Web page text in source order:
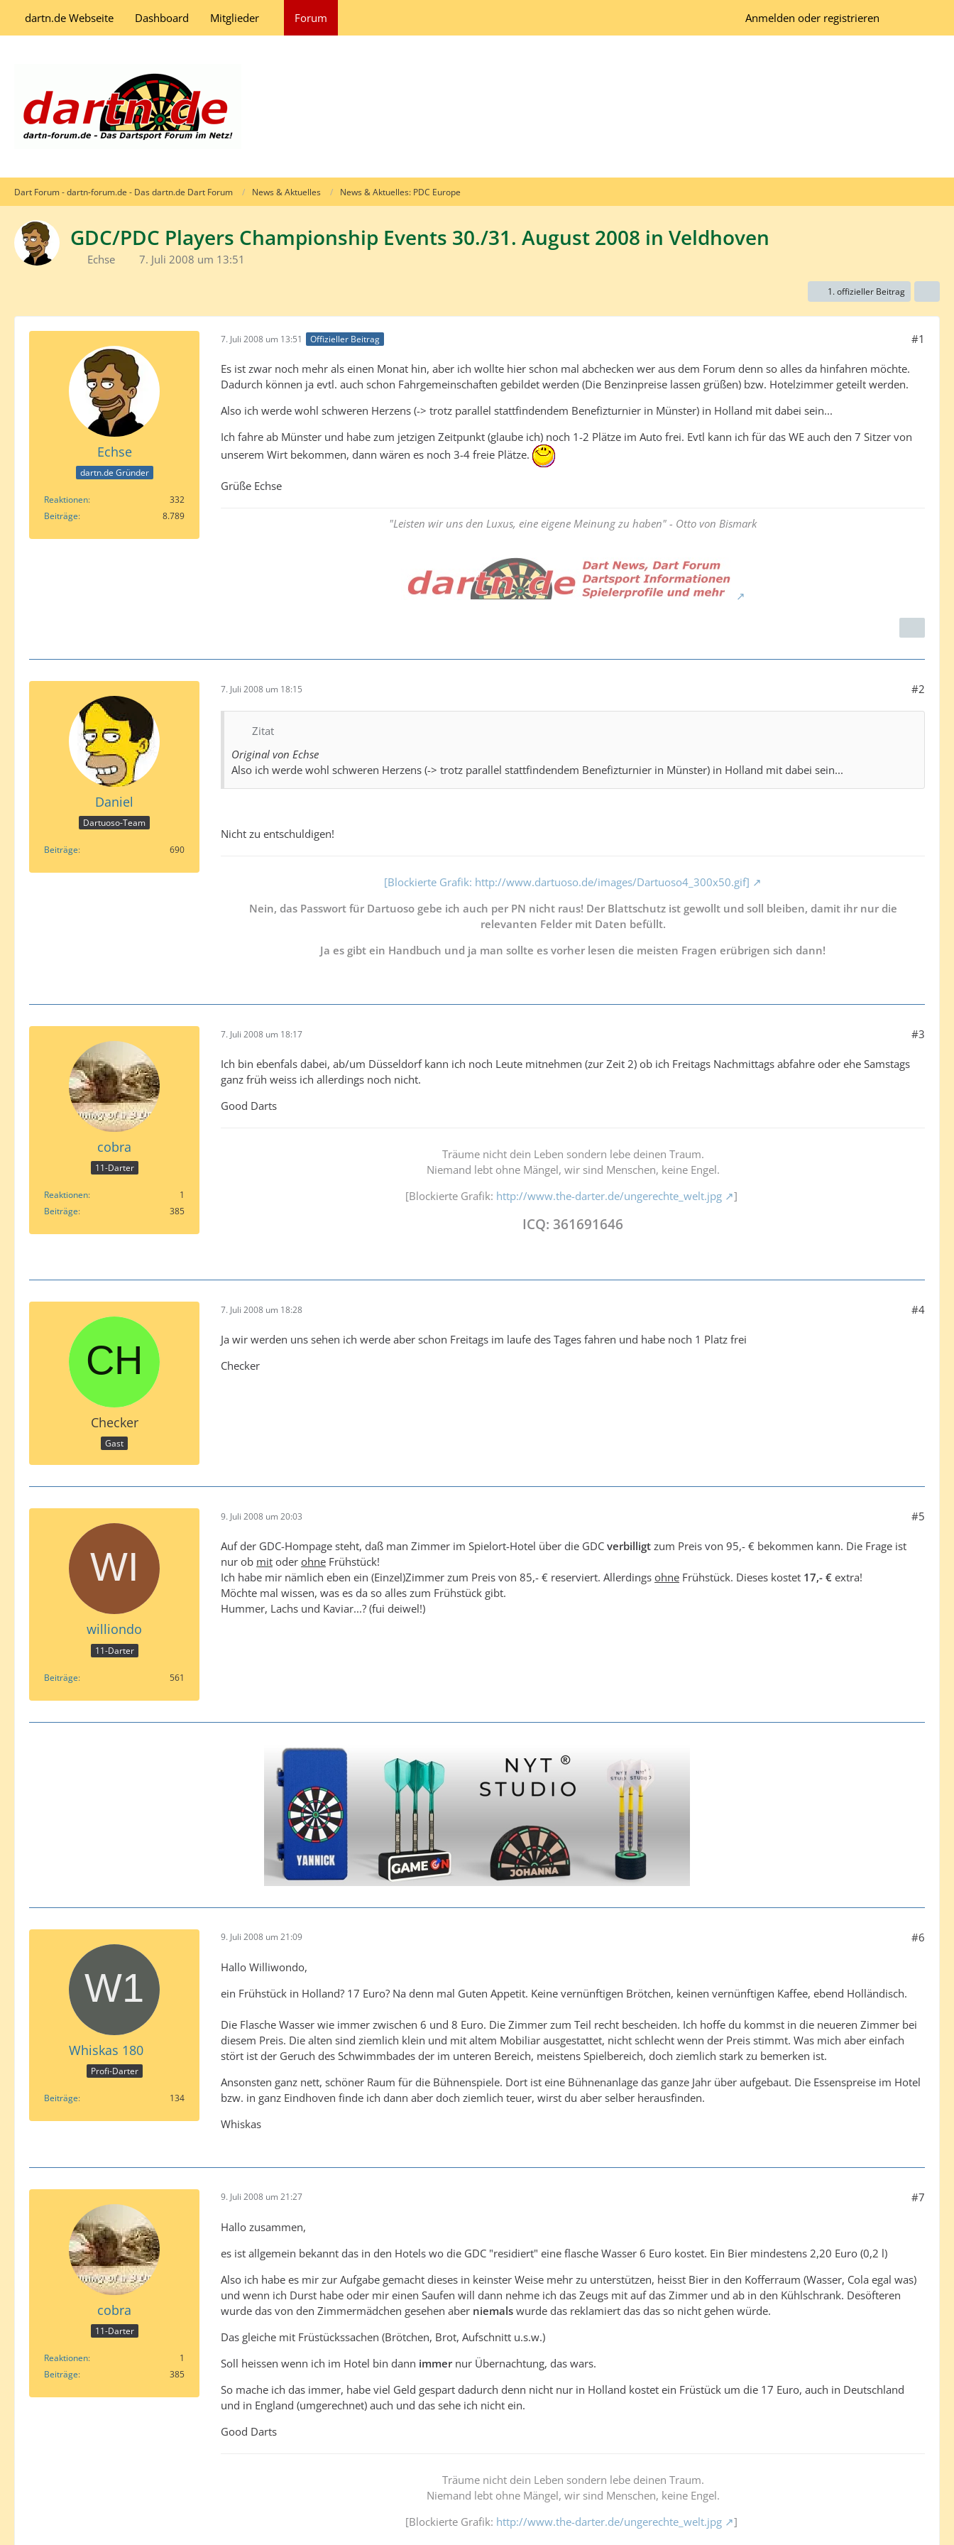
dartn.de Webseite Dashboard Mitglieder Forum Anmelden oder registrieren
Dart Forum - dartn-forum.de - Das dartn.de Dart Forum News & Aktuelles News & Aktuelles: PDC Europe
GDC/PDC Players Championship Events 30./31. August 2008 in Veldhoven
Echse 7. Juli 2008 um 13:51
1. offizieller Beitrag
Echse
dartn.de Gründer
Reaktionen
332
Beiträge
8.789
7. Juli 2008 um 13:51 Offizieller Beitrag #1
Es ist zwar noch mehr als einen Monat hin, aber ich wollte hier schon mal abchecken wer aus dem Forum denn so alles da hinfahren möchte.
Dadurch können ja evtl. auch schon Fahrgemeinschaften gebildet werden (Die Benzinpreise lassen grüßen) bzw. Hotelzimmer geteilt werden.
Also ich werde wohl schweren Herzens (-> trotz parallel stattfindendem Benefizturnier in Münster) in Holland mit dabei sein...
Ich fahre ab Münster und habe zum jetzigen Zeitpunkt (glaube ich) noch 1-2 Plätze im Auto frei. Evtl kann ich für das WE auch den 7 Sitzer von
unserem Wirt bekommen, dann wären es noch 3-4 freie Plätze.
Grüße Echse
"Leisten wir uns den Luxus, eine eigene Meinung zu haben" - Otto von Bismark
Daniel
Dartuoso-Team
Beiträge 690
7. Juli 2008 um 18:15 #2
Zitat
Original von Echse
Also ich werde wohl schweren Herzens (-> trotz parallel stattfindendem Benefizturnier in Münster) in Holland mit dabei sein...
Nicht zu entschuldigen!
[Blockierte Grafik: http://www.dartuoso.de/images/Dartuoso4_300x50.gif]
Nein, das Passwort für Dartuoso gebe ich auch per PN nicht raus! Der Blattschutz ist gewollt und soll bleiben, damit ihr nur die
relevanten Felder mit Daten befüllt.
Ja es gibt ein Handbuch und ja man sollte es vorher lesen die meisten Fragen erübrigen sich dann!
cobra
11-Darter
Reaktionen
1
Beiträge
385
7. Juli 2008 um 18:17 #3
Ich bin ebenfals dabei, ab/um Düsseldorf kann ich noch Leute mitnehmen (zur Zeit 2) ob ich Freitags Nachmittags abfahre oder ehe Samstags
ganz früh weiss ich allerdings noch nicht.
Good Darts
Träume nicht dein Leben sondern lebe deinen Traum.
Niemand lebt ohne Mängel, wir sind Menschen, keine Engel.
[Blockierte Grafik: http://www.the-darter.de/ungerechte_welt.jpg ]
ICQ: 361691646
Checker
Gast
7. Juli 2008 um 18:28 #4
Ja wir werden uns sehen ich werde aber schon Freitags im laufe des Tages fahren und habe noch 1 Platz frei
Checker
williondo
11-Darter
Beiträge 561
9. Juli 2008 um 20:03 #5
Auf der GDC-Hompage steht, daß man Zimmer im Spielort-Hotel über die GDC verbilligt zum Preis von 95,- € bekommen kann. Die Frage ist
nur ob mit oder ohne Frühstück!
Ich habe mir nämlich eben ein (Einzel)Zimmer zum Preis von 85,- € reserviert. Allerdings ohne Frühstück. Dieses kostet 17,- € extra!
Möchte mal wissen, was es da so alles zum Frühstück gibt.
Hummer, Lachs und Kaviar...? (fui deiwel!)
Whiskas 180
Profi-Darter
Beiträge 134
9. Juli 2008 um 21:09 #6
Hallo Williwondo,
ein Frühstück in Holland? 17 Euro? Na denn mal Guten Appetit. Keine vernünftigen Brötchen, keinen vernünftigen Kaffee, ebend Holländisch.
Die Flasche Wasser wie immer zwischen 6 und 8 Euro. Die Zimmer zum Teil recht bescheiden. Ich hoffe du kommst in die neueren Zimmer bei
diesem Preis. Die alten sind ziemlich klein und mit altem Mobiliar ausgestattet, nicht schlecht wenn der Preis stimmt. Was mich aber einfach
stört ist der Geruch des Schwimmbades der im unteren Bereich, meistens Spielbereich, doch ziemlich stark zu bemerken ist.
Ansonsten ganz nett, schöner Raum für die Bühnenspiele. Dort ist eine Bühnenanlage das ganze Jahr über aufgebaut. Die Essenspreise im Hotel
bzw. in ganz Eindhoven finde ich dann aber doch ziemlich teuer, wirst du aber selber herausfinden.
Whiskas
cobra
11-Darter
Reaktionen
1
Beiträge
385
9. Juli 2008 um 21:27 #7
Hallo zusammen,
es ist allgemein bekannt das in den Hotels wo die GDC "residiert" eine flasche Wasser 6 Euro kostet. Ein Bier mindestens 2,20 Euro (0,2 l)
Also ich habe es mir zur Aufgabe gemacht dieses in keinster Weise mehr zu unterstützen, heisst Bier in den Kofferraum (Wasser, Cola egal was)
und wenn ich Durst habe oder mir einen Saufen will dann nehme ich das Zeugs mit auf das Zimmer und ab in den Kühlschrank. Desöfteren
wurde das von den Zimmermädchen gesehen aber niemals wurde das reklamiert das das so nicht gehen würde.
Das gleiche mit Früstückssachen (Brötchen, Brot, Aufschnitt u.s.w.)
Soll heissen wenn ich im Hotel bin dann immernur Übernachtung, das wars.
So mache ich das immer, habe viel Geld gespart dadurch denn nicht nur in Holland kostet ein Früstück um die 17 Euro, auch in Deutschland
und in England (umgerechnet) auch und das sehe ich nicht ein.
Good Darts
Träume nicht dein Leben sondern lebe deinen Traum.
Niemand lebt ohne Mängel, wir sind Menschen, keine Engel.
[Blockierte Grafik: http://www.the-darter.de/ungerechte_welt.jpg ]